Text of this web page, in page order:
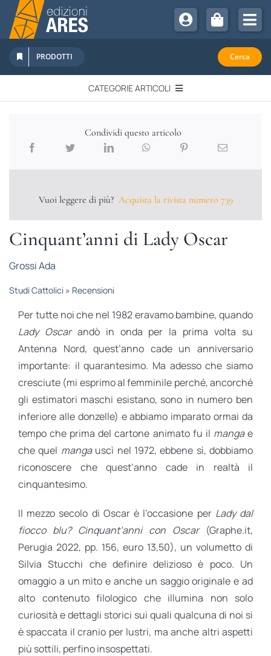
Salta
contenuto
Chi Siamo
Sostienici
Abbonamenti
Newsletter
Libri Ares
PRODOTTI Cerca
CATEGORIE ARTICOLI
QUADERNI MONOGRAFICI
RECENSIONI
RUBRICHE
Condividi questo articolo
Vuoi leggere di più? Acquista la rivista numero 739
Cinquant’anni di Lady Oscar
Grossi Ada
Studi Cattolici» Recensioni
Per tutte noi che nel 1982 eravamo bambine, quando
Lady Oscarandò in onda per la prima volta su
Antenna Nord, quest’anno cade un anniversario
importante: il quarantesimo. Ma adesso che siamo
cresciute (mi esprimo al femminile perché, ancorché
gli estimatori maschi esistano, sono in numero ben
inferiore alle donzelle) e abbiamo imparato ormai da
tempo che prima del cartone animato fu il mangae
che quel mangauscì nel 1972, ebbene sì, dobbiamo
riconoscere che quest’anno cade in realtà il
cinquantesimo.
Il mezzo secolo di Oscar è l’occasione per Lady dal
fiocco blu? Cinquant’anni con Oscar(Graphe.it,
Perugia 2022, pp. 156, euro 13,50), un volumetto di
Silvia Stucchi che definire delizioso è poco. Un
omaggio a un mito e anche un saggio originale e ad
alto contenuto filologico che illumina non solo
curiosità e dettagli storici sui quali qualcuna di noi si
è spaccata il cranio per lustri, ma anche altri aspetti
più sottili, perfino insospettati.